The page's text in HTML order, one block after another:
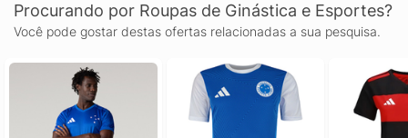
Procurando por Roupas de Ginástica e Esportes?
Você pode gostar destas ofertas relacionadas a sua pesquisa.